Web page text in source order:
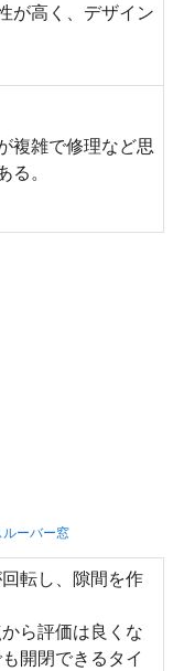
が高く、デザイン
複雑で修理など思
。
ーバー窓
転し、隙間を作
ら評価は良くな
開閉できるタイ